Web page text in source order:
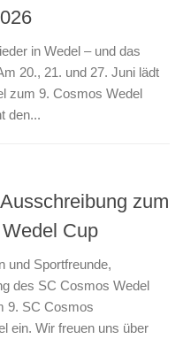
in Wedel – und das
20., 21. und 27. Juni lädt
zum 9. Cosmos Wedel
den...
zum
Cup
und Sportfreunde,
des SC Cosmos Wedel
9. SC Cosmos
ein. Wir freuen uns über